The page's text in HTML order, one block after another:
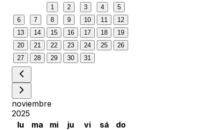
1 2 3 4
5
6
7 8 9 10 11
12
13
14 15 16 17 18
19
20
21 22 23 24 25
26
27
28 29 30 31
noviembre
2025
lu
ma mi ju vi sá do